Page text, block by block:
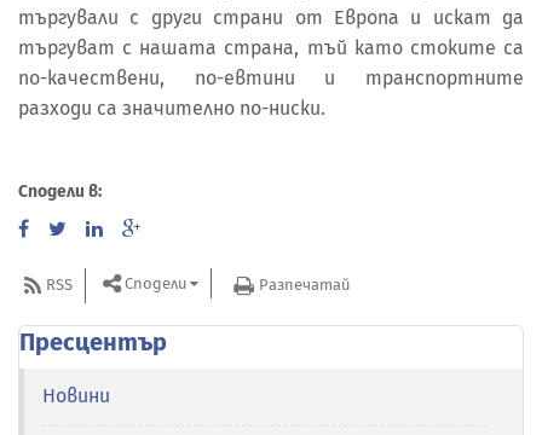
търгували с други страни от Европа и искат да
търгуват с нашата страна, тъй като стоките са
по-качествени, по-евтини и транспортните
разходи са значително по-ниски.
Сподели в:
RSS Сподели Разпечатай
Пресцентър
Новини